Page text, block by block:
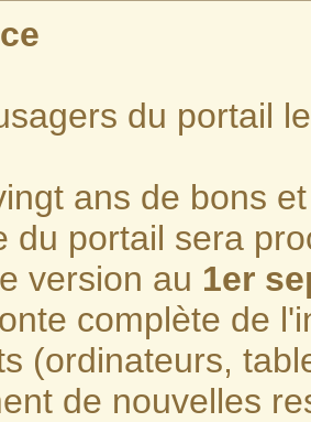
du portail
ans de bons
du portail sera
version au 1er
complète de
(ordinateurs,
de nouvelles